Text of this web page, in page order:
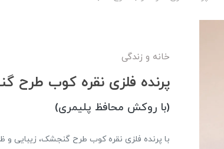
خانه و زندگی
پرنده فلزی نقره کوب طرح
(با روکش محافظ پلیمری)
با پرنده فلزی نقره کوب طرح گنجشک، زیبایی و